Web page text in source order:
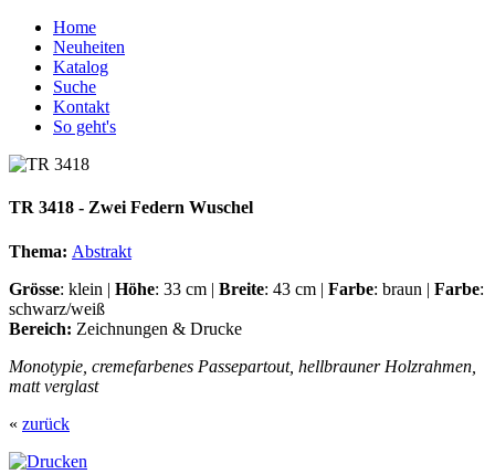
Home
Neuheiten
Katalog
Suche
Kontakt
So geht's
TR 3418 - Zwei Federn Wuschel
Thema: Abstrakt
Grösse: klein | Höhe: 33 cm | Breite: 43 cm | Farbe: braun | Farbe:
schwarz/weiß
Bereich: Zeichnungen & Drucke
Monotypie, cremefarbenes Passepartout, hellbrauner Holzrahmen,
matt verglast
« zurück